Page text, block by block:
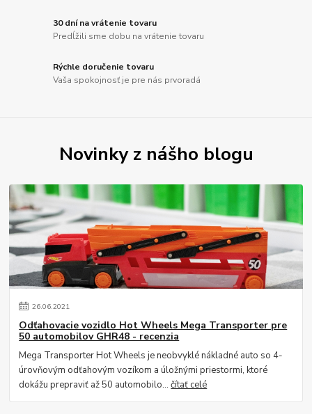
30 dní na vrátenie tovaru
Predĺžili sme dobu na vrátenie tovaru
Rýchle doručenie tovaru
Vaša spokojnosť je pre nás prvoradá
Novinky z nášho blogu
26.06.2021
Odťahovacie vozidlo Hot Wheels Mega Transporter pre
50 automobilov GHR48 - recenzia
Mega Transporter Hot Wheels je neobvyklé nákladné auto so 4-
úrovňovým odťahovým vozíkom a úložnými priestormi, ktoré
dokážu prepraviť až 50 automobilo...čítať celé